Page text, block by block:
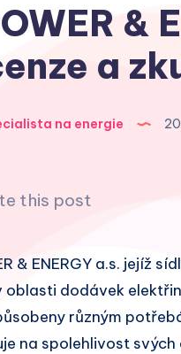
&
a
na energie
this post
& ENERGY a.s. jejíž
dodávek
různým
na spolehlivost